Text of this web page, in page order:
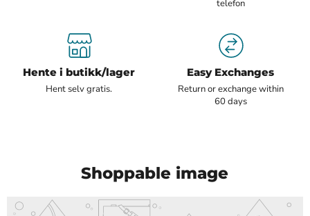
telefon
Hente i butikk/lager
Hent selv gratis.
Easy Exchanges
Return or exchange within
60 days
Shoppable image